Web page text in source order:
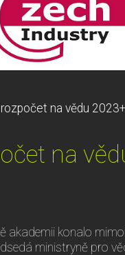
na vědu 2023+
na
akademii konalo
ministryně pro